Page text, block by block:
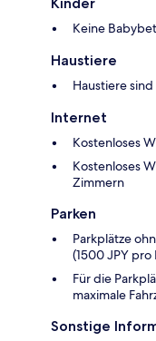
Keine
Haustiere
Haustiere
Internet
Kostenloses
Kostenloses
Zimmern
Parken
Parkplätze
(1500 JPY pro
Für die
maximale
Sonstige